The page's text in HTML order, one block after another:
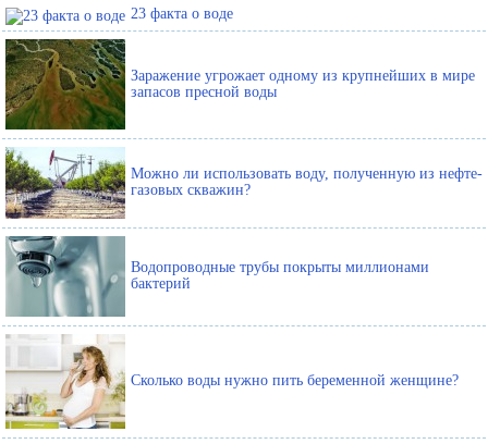
23 факта о воде
Заражение угрожает одному из крупнейших в мире
запасов пресной воды
Можно ли использовать воду, полученную из нефте-
газовых скважин?
Водопроводные трубы покрыты миллионами
бактерий
Сколько воды нужно пить беременной женщине?